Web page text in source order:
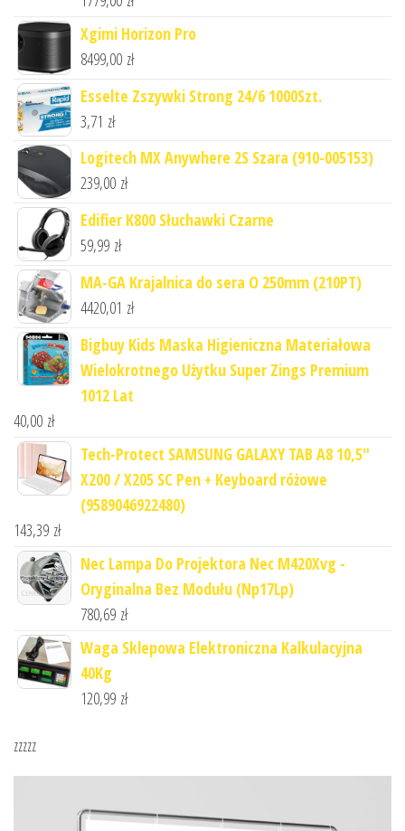
Xgimi Horizon Pro
8499,00 zł
Esselte Zszywki Strong 24/6 1000Szt.
3,71 zł
Logitech MX Anywhere 2S Szara (910-005153)
239,00 zł
Edifier K800 Słuchawki Czarne
59,99 zł
MA-GA Krajalnica do sera O 250mm (210PT)
4420,01 zł
Bigbuy Kids Maska Higieniczna Materiałowa
Wielokrotnego Użytku Super Zings Premium
1012 Lat
40,00 zł
Tech-Protect SAMSUNG GALAXY TAB A8 10,5"
X200 / X205 SC Pen + Keyboard różowe
(9589046922480)
143,39 zł
Nec Lampa Do Projektora Nec M420Xvg -
Oryginalna Bez Modułu (Np17Lp)
780,69 zł
Waga Sklepowa Elektroniczna Kalkulacyjna
40Kg
120,99 zł
zzzzz